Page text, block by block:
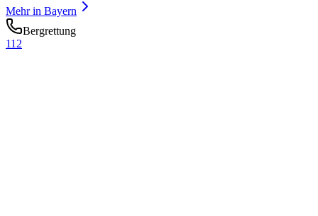
Mehr in Bayern
Bergrettung
112